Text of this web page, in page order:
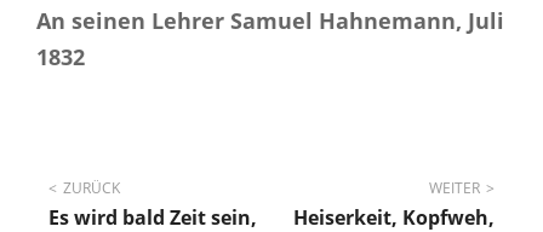
An seinen Lehrer Samuel Hahnemann, Juli
1832
Beitragsnavigation
ZURÜCK
Es wird bald Zeit sein,
WEITER
Heiserkeit, Kopfweh,